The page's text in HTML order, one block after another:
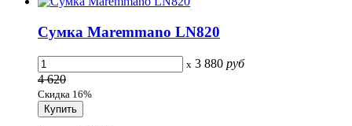
Сумка Maremmano LN820
x 3 880 руб
4 620
Скидка 16%